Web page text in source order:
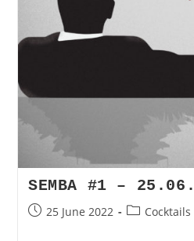
SEMBA #1 –
Post25 June 2022
PostCocktails